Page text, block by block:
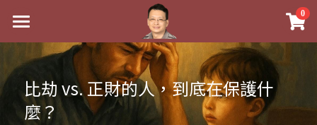
0
最新消息
關於我
實體經營
比劫 vs. 正財的人，到底在保護什
麼？
×
商品分類
八字線上完整班
科學八字推理PDF